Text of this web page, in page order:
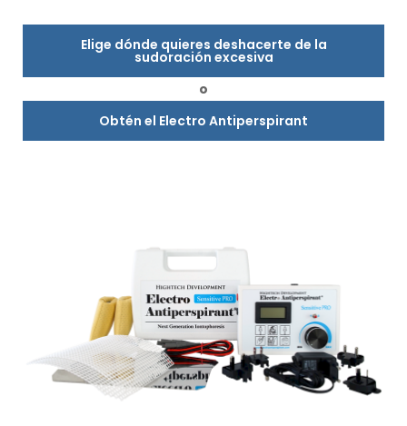
Elige dónde quieres deshacerte de la
sudoración excesiva
o
Obtén el Electro Antiperspirant